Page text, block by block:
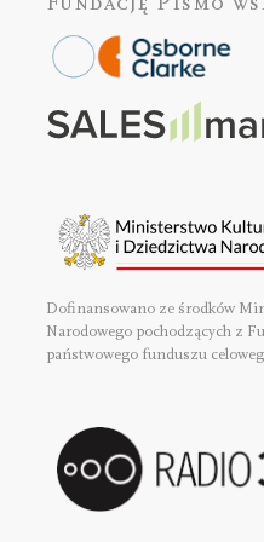
Dofinansowano ze środków
Narodowego pochodzących z
państwowego funduszu